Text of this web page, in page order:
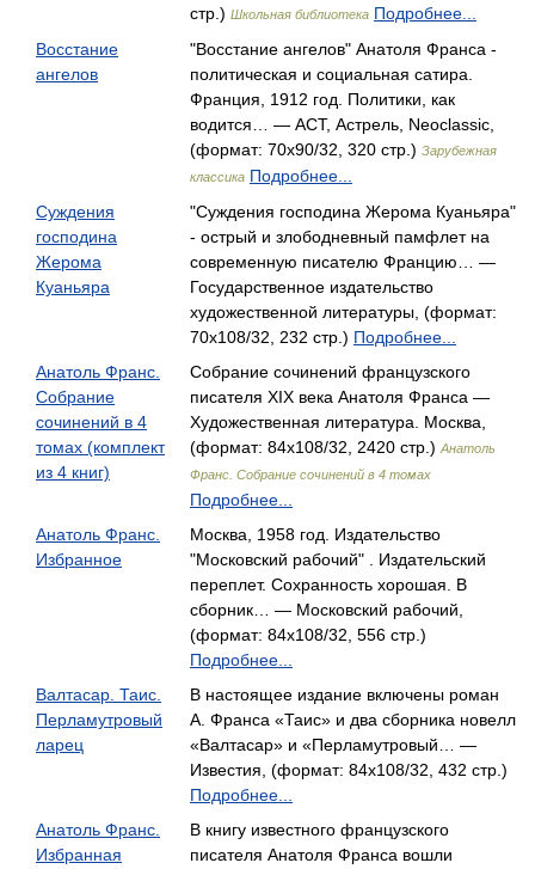
стр.) Школьная библиотека Подробнее...
Восстание
ангелов
"Восстание ангелов" Анатоля Франса -
политическая и социальная сатира.
Франция, 1912 год. Политики, как
водится… — АСТ, Астрель, Neoclassic,
(формат: 70x90/32, 320 стр.) Зарубежная
классика Подробнее...
Суждения
господина
Жерома
Куаньяра
"Суждения господина Жерома Куаньяра"
- острый и злободневный памфлет на
современную писателю Францию… —
Государственное издательство
художественной литературы, (формат:
70x108/32, 232 стр.) Подробнее...
Анатоль Франс.
Собрание
сочинений в 4
томах (комплект
из 4 книг)
Собрание сочинений французского
писателя XIX века Анатоля Франса —
Художественная литература. Москва,
(формат: 84x108/32, 2420 стр.) Анатоль
Франс. Собрание сочинений в 4 томах
Подробнее...
Анатоль Франс.
Избранное
Москва, 1958 год. Издательство
"Московский рабочий" . Издательский
переплет. Сохранность хорошая. В
сборник… — Московский рабочий,
(формат: 84x108/32, 556 стр.)
Подробнее...
Валтасар. Таис.
Перламутровый
ларец
В настоящее издание включены роман
А. Франса «Таис» и два сборника новелл
«Валтасар» и «Перламутровый… —
Известия, (формат: 84x108/32, 432 стр.)
Подробнее...
Анатоль Франс.
Избранная
В книгу известного французского
писателя Анатоля Франса вошли